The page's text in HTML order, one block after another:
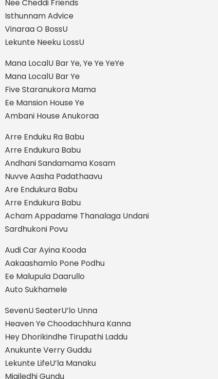
Nee Cheddi Friends
Isthunnam Advice
Vinaraa O BossU
Lekunte Neeku LossU
Mana LocalU Bar Ye, Ye Ye YeYe
Mana LocalU Bar Ye
Five Staranukora Mama
Ee Mansion House Ye
Ambani House Anukoraa
Arre Enduku Ra Babu
Arre Endukura Babu
Andhani Sandamama Kosam
Nuvve Aasha Padathaavu
Are Endukura Babu
Arre Endukura Babu
Acham Appadame Thanalaga Undani
Sardhukoni Povu
Audi Car Ayina Kooda
Aakaashamlo Pone Podhu
Ee Malupula Daarullo
Auto Sukhamele
SevenU SeaterU’lo Unna
Heaven Ye Choodachhura Kanna
Hey Dhorikindhe Tirupathi Laddu
Anukunte Verry Guddu
Lekunte LifeU’la Manaku
Migiledhi Gundu